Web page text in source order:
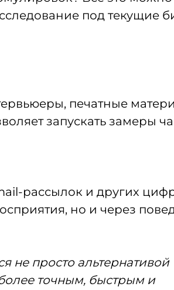
под текущие
печатные
запускать замеры
рассылок и других
но и через
не просто альтернативой
точным, быстрым и